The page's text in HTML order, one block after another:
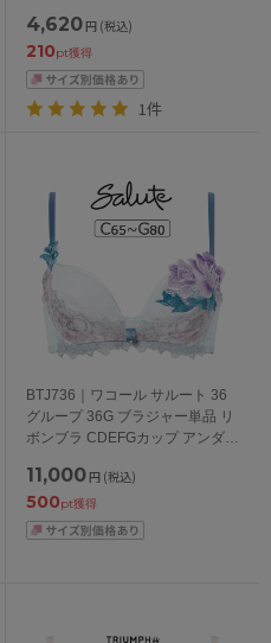
4,620 円 (税込)
210pt獲得
1件
BTJ736｜ワコール サルート 36
グループ 36G ブラジャー単品 リ
ボンブラ CDEFGカップ アンダー
11,000 円 (税込)
500pt獲得